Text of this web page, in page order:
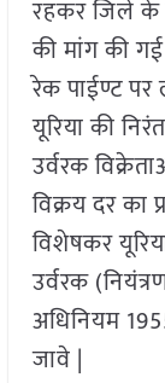
रहकर जिले के
की मांग की
रेक पाईण्ट
यूरिया की
उर्वरक
विक्रय दर का
विशेषकर
उर्वरक
अधिनियम
जावे |